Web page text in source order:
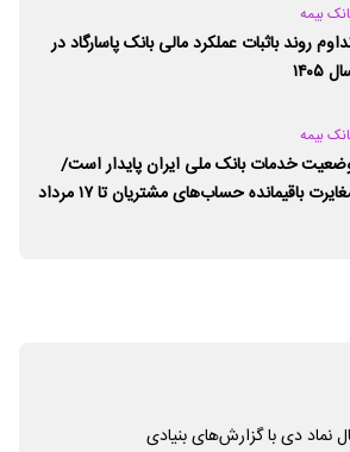
بیمه
روند باثبات عملکرد مالی بانک پاسارگاد در
۱۴۰۵
بیمه
خدمات بانک ملی ایران پایدار است/
مغایرت‌ باقیمانده حساب‌های مشتریان تا ۱۷ مرداد
نماد دی با گزارش‌های بنیادی